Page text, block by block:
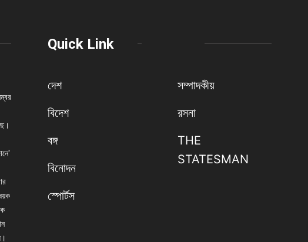
Quick Link
দেশ
বিদেশ
বঙ্গ
বিনোদন
স্পোর্টস
সম্পাদকীয়
রসনা
THE
STATESMAN